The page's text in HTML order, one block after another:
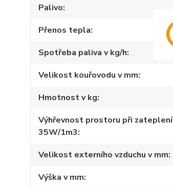
Palivo
Přenos tepla
Spotřeba paliva v kg/h
Velikost kouřovodu v mm
Hmotnost v kg
Výhřevnost prostoru při zateplení
35W/1m3
Velikost externího vzduchu v mm
Výška v mm